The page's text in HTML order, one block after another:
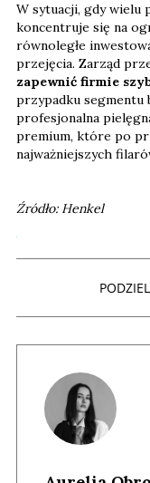
W sytuacji, gdy wielu
koncentruje się na
równoległe
przejęcia. Zarząd
zapewnić firmie
przypadku segmentu
profesjonalna
premium, które po
najważniejszych
Źródło: Henkel